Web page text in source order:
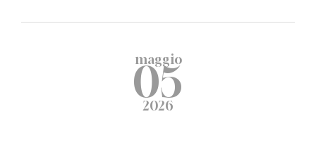
maggio
05
2026